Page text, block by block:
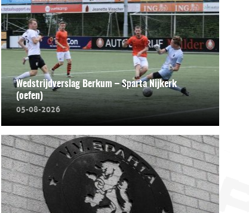
Wedstrijdverslag Berkum – Sparta Nijkerk
(oefen)
05-08-2026